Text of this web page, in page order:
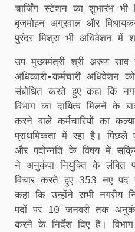
चार्जिंग स्टेशन का शुभारंभ
बृजमोहन अग्रवाल और
पुरंदर मिश्रा भी अधिवेशन में
उप मुख्यमंत्री श्री अरुण साव
अधिकारी-कर्मचारी
संबोधित करते हुए कहा कि
विभाग का दायित्व मिलने के
करने वाले कर्मचारियों का
प्राथमिकता में रहा है। पिछले
और पदोन्नति के विषय में
ने अनुकंपा नियुक्ति के लंबित
विचार करते हुए 353 नए पद
कहा कि उन्होंने सभी नगरीय
पदों पर 10 जनवरी तक
करने के निर्देश दिए हैं।